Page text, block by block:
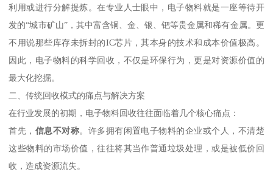
利用或进行分解提炼。在专业人士眼中，电子物料就是一座等待开
发的“城市矿山”，其中富含铜、金、银、钯等贵金属和稀有金属。更
不用说那些库存未拆封的IC芯片，其本身的技术和成本价值极高。
因此，电子物料的科学回收，不仅是环保行为，更是对资源价值的
最大化挖掘。
二、传统回收模式的痛点与解决方案
在行业发展的初期，电子物料回收往往面临着几个核心痛点：
首先， 信息不对称。许多拥有闲置电子物料的企业或个人，不清楚
这些物料的市场价值，往往将其当作普通垃圾处理，或是被低价回
收，造成资源流失。